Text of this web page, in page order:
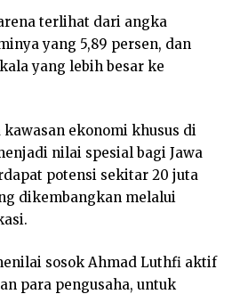
terlihat dari angka
yang 5,89 persen, dan
yang lebih besar ke
ekonomi khusus di
nilai spesial bagi Jawa
potensi sekitar 20 juta
dikembangkan melalui
sosok Ahmad Luthfi aktif
para pengusaha, untuk